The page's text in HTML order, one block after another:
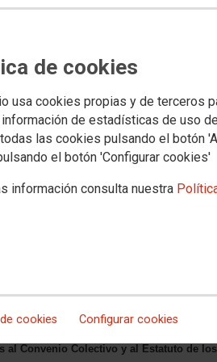
de cookies
usa cookies propias y de terceros
de estadísticas de uso
las cookies pulsando el botón
el botón 'Configurar cookies'
información consulta nuestra
cookies Configurar cookies
jurídicos Transparencia PROVINCIAS
siente
de los miembros
CCOO en Precón
directivos, presuntamente ha promovido
de CCOO del Hábitat, los cuales se
al Convenio Colectivo y al Estatuto de